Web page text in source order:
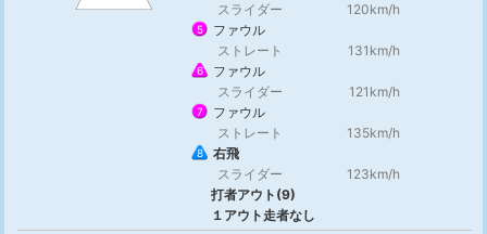
スライダー
120km/h
5
ファウル
ストレート
131km/h
6
ファウル
スライダー
121km/h
7
ファウル
ストレート
135km/h
8
右飛
スライダー
123km/h
打者アウト(9)
１アウト走者なし